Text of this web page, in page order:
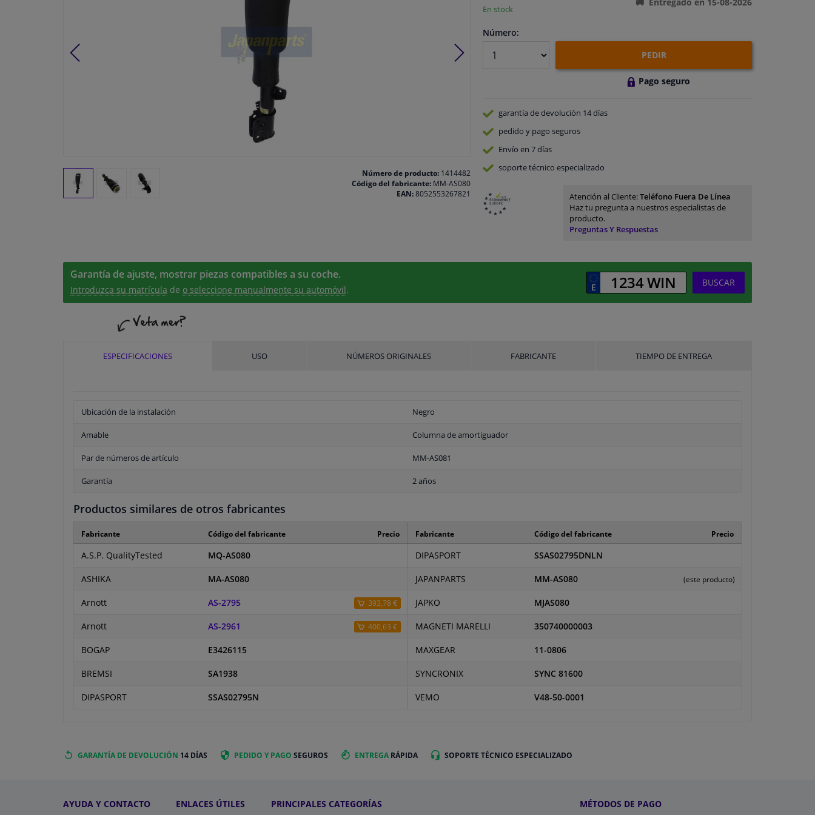
Número de producto:1414482
Código del fabricante:MM-AS080
EAN:8052553267821
En stock
Número:
PEDIR
Pago seguro
garantía de devolución 14 días
pedido y pago seguros
Envío en 7 días
soporte técnico especializado
Atención al Cliente:Teléfono Fuera De Línea
Haz tu pregunta a nuestros especialistas de
producto.
Preguntas Y Respuestas
Garantía de ajuste, mostrar piezas compatibles a su coche.
Introduzca su matrícula de o seleccione manualmente su automóvil.
BUSCAR
ESPECIFICACIONES USO NÚMEROS ORIGINALES FABRICANTE TIEMPO DE ENTREGA
Ubicación de la instalación Negro
Amable Columna de amortiguador
Par de números de artículo MM-AS081
Garantía 2 años
Productos similares de otros fabricantes
Fabricante Código del fabricante Precio
A.S.P. QualityTested MQ-AS080
ASHIKA MA-AS080
Arnott AS-2795 393,78 €
Arnott AS-2961 400,63 €
BOGAP E3426115
BREMSI SA1938
DIPASPORT SSAS02795N
Fabricante Código del fabricante Precio
DIPASPORT SSAS02795DNLN
JAPANPARTS MM-AS080 (este producto)
JAPKO MJAS080
MAGNETI MARELLI 350740000003
MAXGEAR 11-0806
SYNCRONIX SYNC 81600
VEMO V48-50-0001
GARANTÍA DE DEVOLUCIÓN 14 DÍAS PEDIDO Y PAGO SEGUROS ENTREGA RÁPIDA SOPORTE TÉCNICO ESPECIALIZADO
AYUDA Y CONTACTO ENLACES ÚTILES PRINCIPALES CATEGORÍAS MÉTODOS DE PAGO